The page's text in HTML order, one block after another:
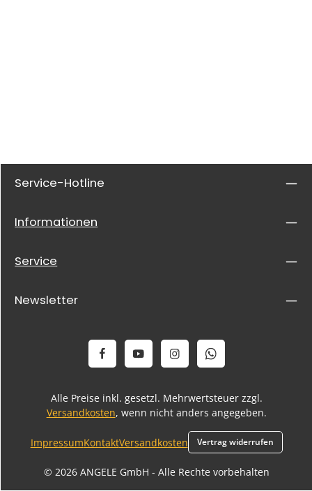
Service-Hotline
Informationen
Service
Newsletter
Alle Preise inkl. gesetzl. Mehrwertsteuer zzgl.
Versandkosten, wenn nicht anders angegeben.
© 2026 ANGELE GmbH - Alle Rechte vorbehalten
ImpressumKontaktVersandkosten Vertrag widerrufen